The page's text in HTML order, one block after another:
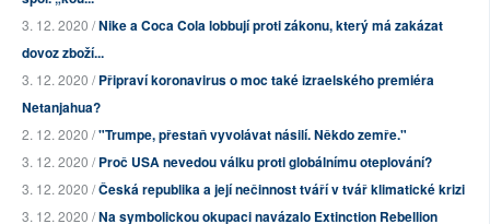
3. 12. 2020 /Nike a Coca Cola lobbují proti zákonu, který má zakázat
dovoz zboží...
3. 12. 2020 /Připraví koronavirus o moc také izraelského premiéra
Netanjahua?
2. 12. 2020 /"Trumpe, přestaň vyvolávat násilí. Někdo zemře."
3. 12. 2020 /Proč USA nevedou válku proti globálnímu oteplování?
3. 12. 2020 /Česká republika a její nečinnost tváří v tvář klimatické krizi
3. 12. 2020 /Na symbolickou okupaci navázalo Extinction Rebellion